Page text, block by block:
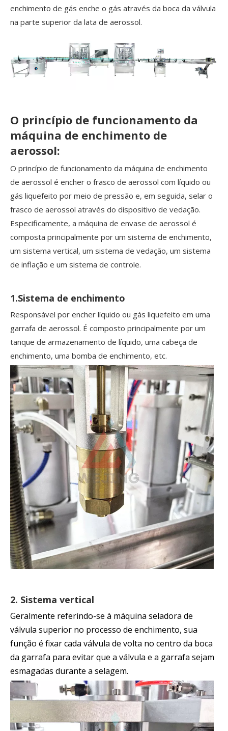
enchimento de gás enche o gás através da boca da válvula
na parte superior da lata de aerossol.
O princípio de funcionamento da
máquina de enchimento de
aerossol:
O princípio de funcionamento da máquina de enchimento
de aerossol é encher o frasco de aerossol com líquido ou
gás liquefeito por meio de pressão e, em seguida, selar o
frasco de aerossol através do dispositivo de vedação.
Especificamente, a máquina de envase de aerossol é
composta principalmente por um sistema de enchimento,
um sistema vertical, um sistema de vedação, um sistema
de inflação e um sistema de controle.
1.Sistema de enchimento
Responsável por encher líquido ou gás liquefeito em uma
garrafa de aerossol. É composto principalmente por um
tanque de armazenamento de líquido, uma cabeça de
enchimento, uma bomba de enchimento, etc.
2. Sistema vertical
Geralmente referindo-se à máquina seladora de
válvula superior no processo de enchimento, sua
função é fixar cada válvula de volta no centro da boca
da garrafa para evitar que a válvula e a garrafa sejam
esmagadas durante a selagem.